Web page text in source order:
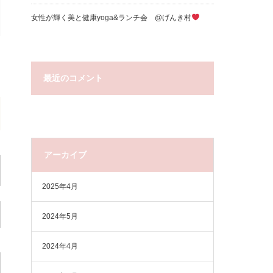
女性が輝く美と健康yoga&ランチ会 @げんき村
最近のコメント
アーカイブ
2025年4月
2024年5月
2024年4月